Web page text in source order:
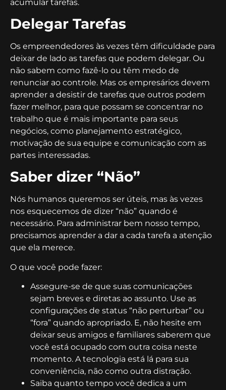
acumular tarefas.
Delegar Tarefas
Os empreendedores às vezes têm dificuldade para
deixar de lado as tarefas que podem delegar. Ou
não sabem como fazê-lo ou têm medo de
renunciar ao controle. Mas os empresários devem
aprender a desistir de tarefas que outros podem
fazer melhor, para que possam se concentrar no
trabalho que é mais importante para seus
negócios, como planejamento estratégico,
motivação de sua equipe e comunicação com as
partes interessadas.
Saber dizer “Não”
Nós humanos queremos ser úteis, mas às vezes
nos esquecemos de dizer “não” quando é
necessário. Para administrar bem nosso tempo,
precisamos aprender a dar a cada tarefa a atenção
que ela merece.
O que você pode fazer:
Assegure-se de que suas comunicações
sejam breves e diretas ao assunto. Use as
configurações de status “não perturbar” ou
“fora” quando apropriado. E, não hesite em
deixar seus amigos e familiares saberem que
você está ocupado com outra coisa neste
momento. A tecnologia está lá para sua
conveniência, não como outra distração.
Saiba quanto tempo você dedica a um